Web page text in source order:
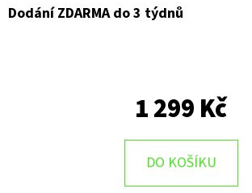
Dodání ZDARMA do 3 týdnů
1 299 Kč
DO KOŠÍKU